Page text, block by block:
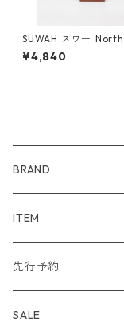
SUWAH スワー ️Northern Pla
cen Mayu Oil
¥4,840
BRAND
WIND AND SEA
アウター
トップス
NAISSANCE
アウター
bal
ITEM
アウター
トップス
先行予約
TODAYFUL 2020
SALE